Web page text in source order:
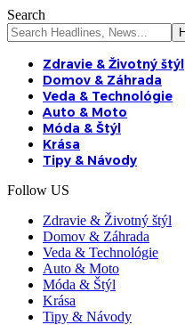
Search
Zdravie & Životný štýl
Domov & Záhrada
Veda & Technológie
Auto & Moto
Móda & Štýl
Krása
Tipy & Návody
Follow US
Zdravie & Životný štýl
Domov & Záhrada
Veda & Technológie
Auto & Moto
Móda & Štýl
Krása
Tipy & Návody